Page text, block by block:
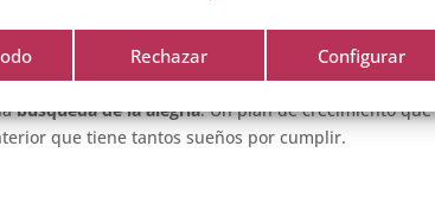
Rechazar Configurar
sino que también puedes reflexionar sobre qué
búsqueda de la alegría. Un plan de crecimiento que
que tiene tantos sueños por cumplir.